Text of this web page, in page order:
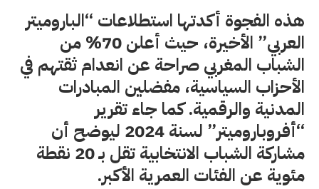
هذه الفجوة أكدتها استطلاعات “الباروميتر
العربي” الأخيرة، حيث أعلن 70% من
الشباب المغربي صراحة عن انعدام ثقتهم في
الأحزاب السياسية، مفضلين المبادرات
المدنية والرقمية. كما جاء تقرير
“أفروباروميتر” لسنة 2024 ليوضح أن
مشاركة الشباب الانتخابية تقل بـ 20 نقطة
مئوية عن الفئات العمرية الأكبر.